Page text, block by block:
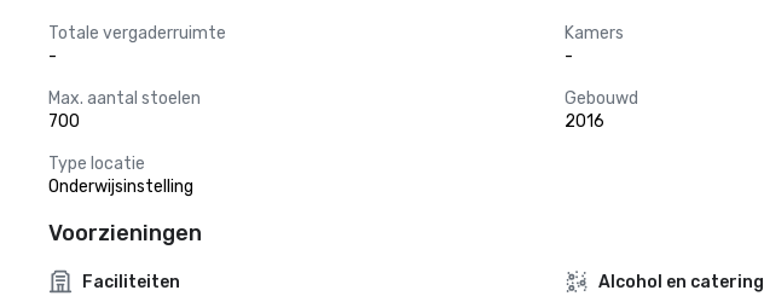
Totale vergaderruimte
-
Kamers
-
Max. aantal stoelen
700
Gebouwd
2016
Type locatie
Onderwijsinstelling
Voorzieningen
Faciliteiten
Alcohol en catering